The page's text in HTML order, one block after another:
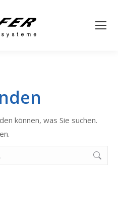
können, was Sie suchen.